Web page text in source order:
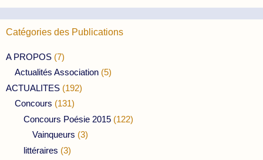
Catégories des Publications
A PROPOS (7)
Actualités Association (5)
ACTUALITES (192)
Concours (131)
Concours Poésie 2015 (122)
Vainqueurs (3)
littéraires (3)